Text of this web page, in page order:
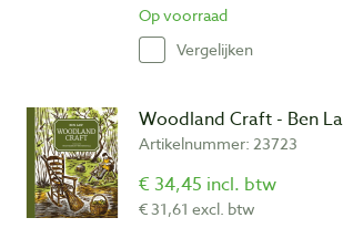
Op voorraad
Vergelijken
Woodland Craft - Ben
Artikelnummer: 23723
€ 34,45 incl. btw
€ 31,61 excl. btw